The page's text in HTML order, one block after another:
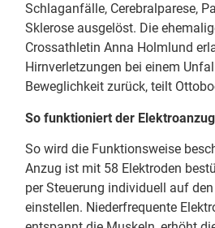
Schlaganfälle, Cerebralparese,
Sklerose ausgelöst. Die
Crossathletin Anna Holmlund
Hirnverletzungen bei einem
Beweglichkeit zurück, teilt
So funktioniert der Elektroanzug
So wird die Funktionsweise
Anzug ist mit 58 Elektroden
per Steuerung individuell auf
einstellen. Niederfrequente